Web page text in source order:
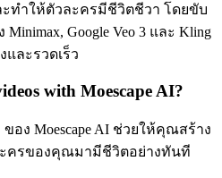
ทำให้ตัวละครมีชีวิตชีวา โดยขับ
Google Veo 3 และ Kling
ละรวดเร็ว
with Moescape AI?
อง Moescape AI ช่วยให้คุณสร้าง
ครของคุณมามีชีวิตอย่างทันที